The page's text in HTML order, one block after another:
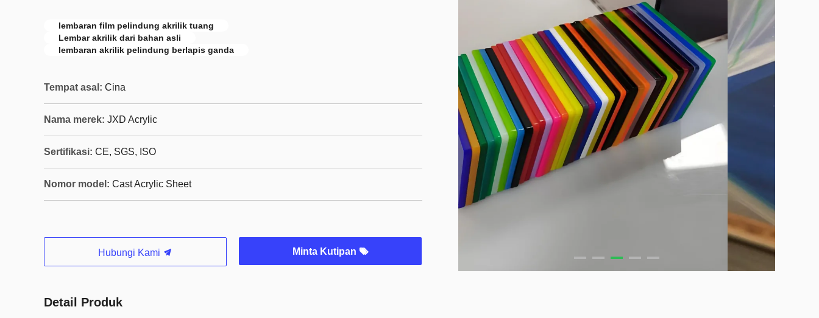
lembaran film pelindung akrilik tuang
Lembar akrilik dari bahan asli
lembaran akrilik pelindung berlapis ganda
Tempat asal: Cina
Nama merek: JXD Acrylic
Sertifikasi: CE, SGS, ISO
Nomor model: Cast Acrylic Sheet
Hubungi Kami Minta Kutipan
Detail Produk